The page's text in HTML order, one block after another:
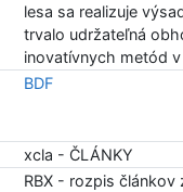
lesa sa realizuje
trvalo udržateľná
inovatívnych metód
BDF
xcla - ČLÁNKY
RBX - rozpis článkov